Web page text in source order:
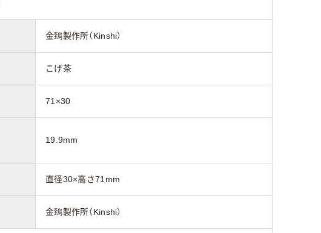
金鵄製作所（Kinshi）
こげ茶
71×30
19.9mm
直径30×高さ71mm
金鵄製作所（Kinshi）